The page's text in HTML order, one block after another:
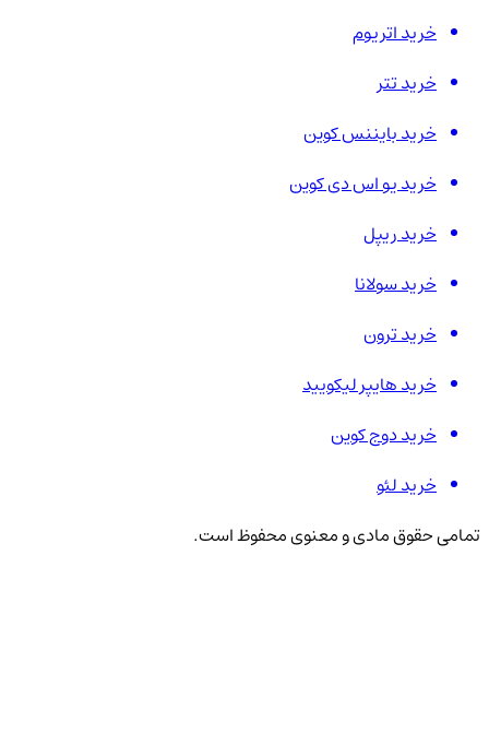
خرید اتریوم
خرید تتر
خرید بایننس کوین
خرید یو اس دی کوین
خرید ریپل
خرید سولانا
خرید ترون
خرید هایپر لیکویید
خرید دوج کوین
خرید لئو
تمامی حقوق مادی و معنوی محفوظ است.